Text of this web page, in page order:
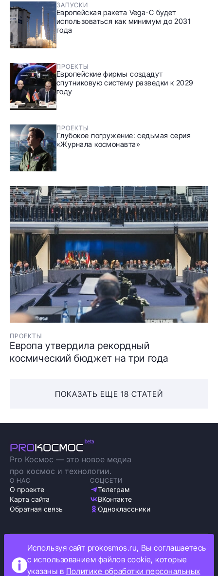
ЗАПУСКИ
Европейская ракета Vega-C будет
использоваться как минимум до 2031
года
ПРОЕКТЫ
Европейские фирмы создадут
спутниковую систему разведки к 2029
году
ПРОЕКТЫ
Глубокое погружение: седьмая серия
«Журнала космонавта»
ПРОЕКТЫ
Европа утвердила рекордный
космический бюджет на три года
ПОКАЗАТЬ ЕЩЕ 18 СТАТЕЙ
Pro Космос — это новое медиа
про космос и технологии.
О НАС
О проекте
Карта сайта
Обратная связь
СОЦСЕТИ
Телеграм
ВКонтакте
Одноклассники
Политика обработки персональных данных
Как мы используем cookie
Используя сайт prokosmos.ru, Вы соглашаетесь
с использованием файлов cookie, которые
указаны в Политике обработки персональных